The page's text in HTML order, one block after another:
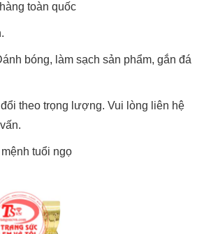
toàn quốc
bóng, làm sạch sản phẩm, gắn đá
theo trọng lượng. Vui lòng liên hệ
tuổi ngọ